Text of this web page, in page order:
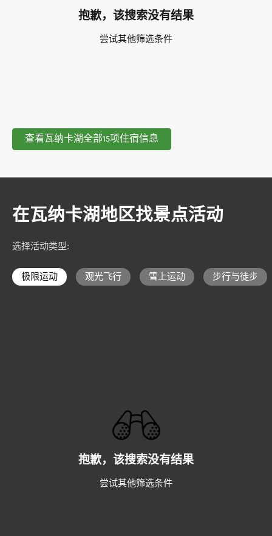
抱歉，该搜索没有结果
尝试其他筛选条件
查看瓦纳卡湖全部15项住宿信息
在瓦纳卡湖地区找景点活动
选择活动类型:
极限运动 观光飞行 雪上运动 步行与徒步
抱歉，该搜索没有结果
尝试其他筛选条件